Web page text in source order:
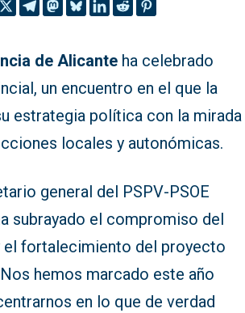
de Alicante ha celebrado
un encuentro en el que la
estrategia política con la mirada
locales y autonómicas.
general del PSPV-PSOE
subrayado el compromiso del
el fortalecimiento del proyecto
hemos marcado este año
en lo que de verdad